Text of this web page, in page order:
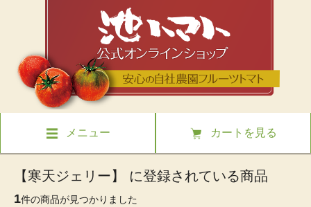
メニュー カートを見る
【寒天ジェリー】 に登録されている商品
1件の商品が見つかりました